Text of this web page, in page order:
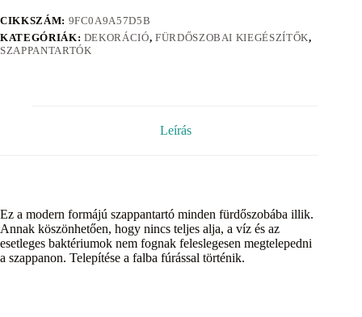
CIKKSZÁM: 9FC0A9A57D5B
KATEGÓRIÁK: DEKORÁCIÓ, FÜRDŐSZOBAI KIEGÉSZÍTŐK,
SZAPPANTARTÓK
Leírás
Ez a modern formájú szappantartó minden fürdőszobába illik.
Annak köszönhetően, hogy nincs teljes alja, a víz és az
esetleges baktériumok nem fognak feleslegesen megtelepedni
a szappanon. Telepítése a falba fúrással történik.